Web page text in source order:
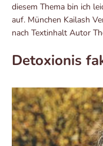
diesem Thema bin ich
auf. München Kailash
nach Textinhalt Autor
Detoxionis